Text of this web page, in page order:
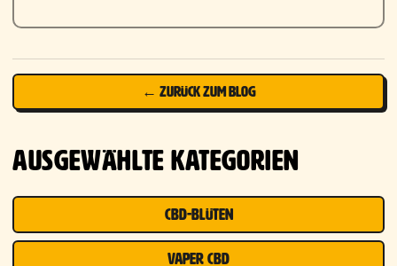
← ZURÜCK ZUM BLOG
AUSGEWÄHLTE KATEGORIEN
CBD-BLÜTEN
VAPER CBD